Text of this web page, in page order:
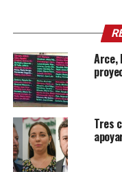
Arce,
Tres